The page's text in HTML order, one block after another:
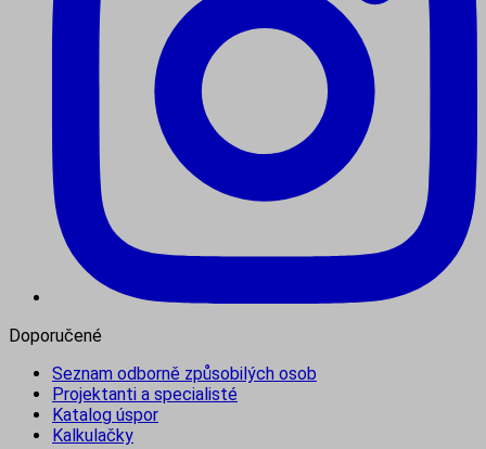
Doporučené
Seznam odborně způsobilých osob
Projektanti a specialisté
Katalog úspor
Kalkulačky